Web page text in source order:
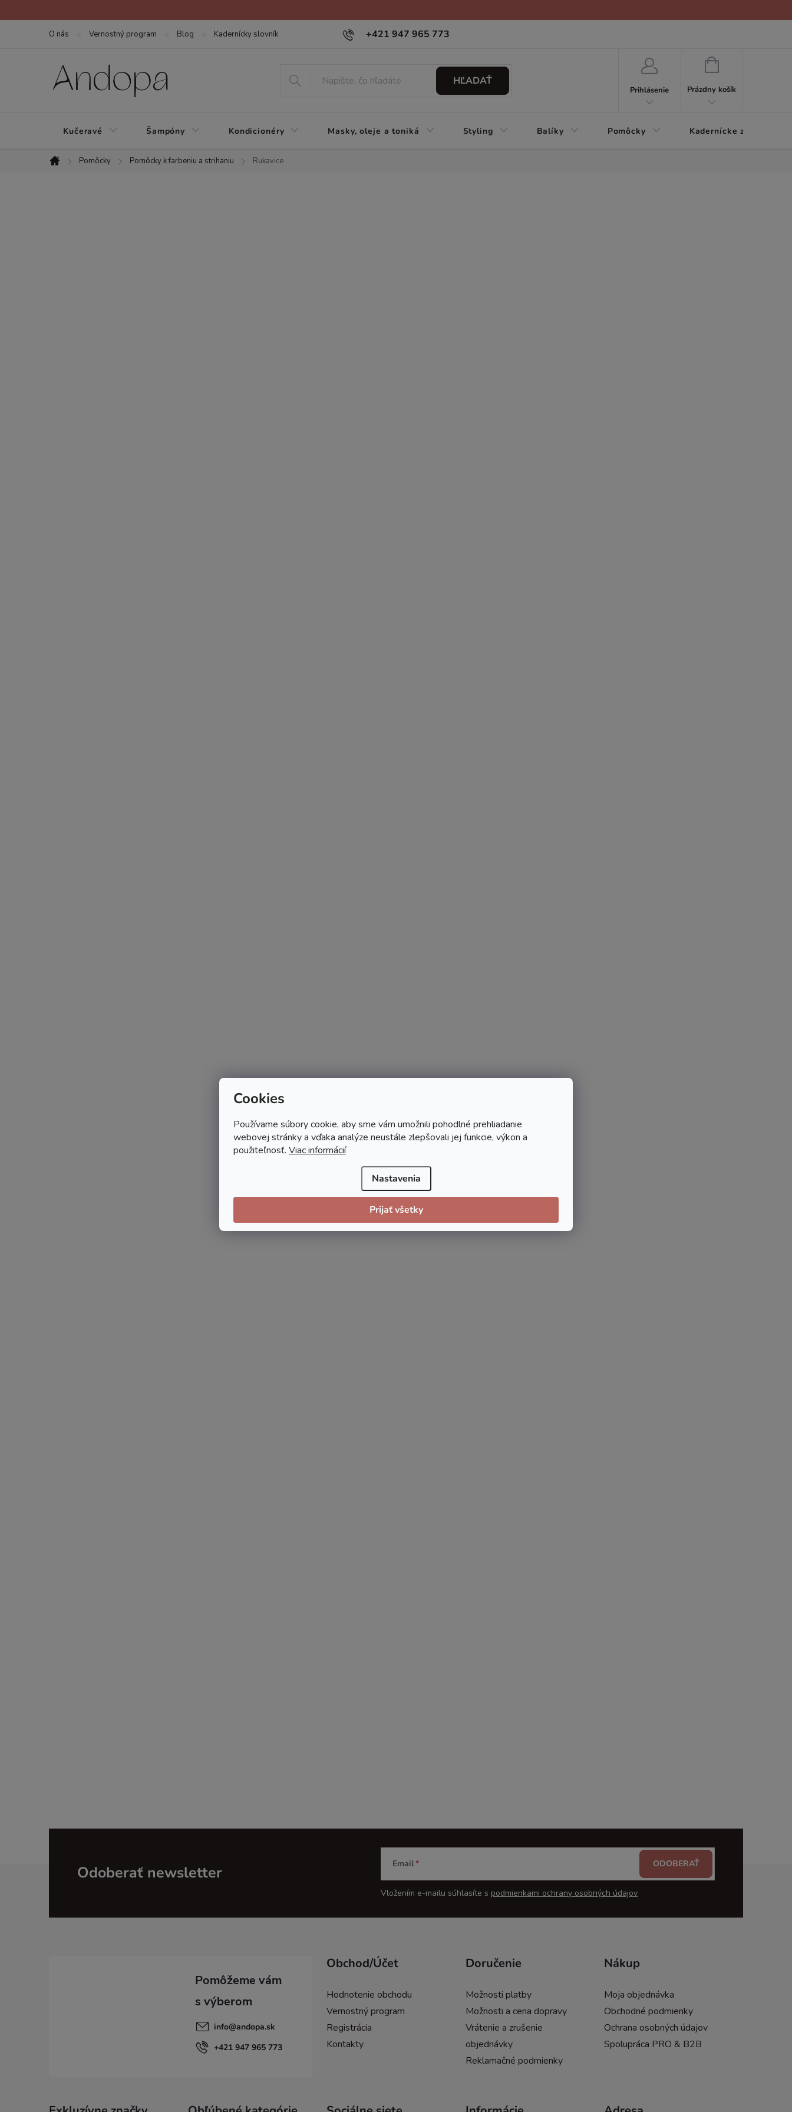
Cookies
Používame súbory cookie, aby sme vám umožnili pohodlné prehliadanie
webovej stránky a vďaka analýze neustále zlepšovali jej funkcie, výkon a
použiteľnosť. Viac informácií
Nastavenia
Prijať všetky
na
+421 947 965 773
O nás Vernostný program Blog Kadernícky slovník
HĽADAŤ
Prihlásenie
NÁKUPNÝ
Prázdny košík
Kučeravé Šampóny Kondicionéry Masky, oleje a toniká Styling Balíky Pomôcky Kadernícke zariadenie
Domov
Pomôcky Pomôcky k farbeniu a strihaniu Rukavice
Odoberať newsletter Email
Vložením e-mailu súhlasíte s podmienkami ochrany osobných údajov
ODOBERAŤ
info@andopa.sk
+421 947 965 773
Obchod/Účet
Hodnotenie obchodu
Vernostný program
Registrácia
Kontakty
Doručenie
Možnosti platby
Možnosti a cena dopravy
Vrátenie a zrušenie
objednávky
Reklamačné podmienky
Nákup
Moja objednávka
Obchodné podmienky
Ochrana osobných údajov
Spolupráca PRO & B2B